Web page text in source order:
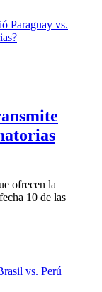
ofrecen la
10 de las